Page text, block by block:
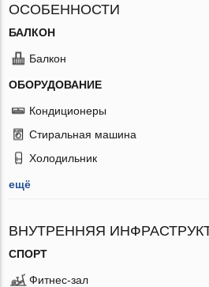
ОСОБЕННОСТИ
БАЛКОН
Балкон
ОБОРУДОВАНИЕ
Кондиционеры
Стиральная машина
Холодильник
ещё
ВНУТРЕННЯЯ
СПОРТ
Фитнес-зал